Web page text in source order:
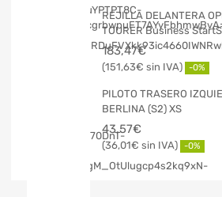
REJILLA DELANTERA
TOURER Business
183,47€
151,63€ -0%
PILOTO TRASERO
BERLINA (S2) XS
43,57€
36,01€ -0%